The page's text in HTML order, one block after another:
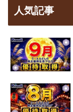
人気記事